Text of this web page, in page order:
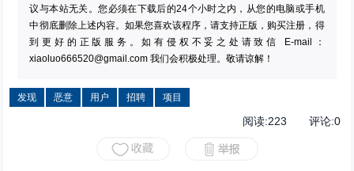
议与本站无关。您必须在下载后的24个小时之内，从您的电脑或手机
中彻底删除上述内容。如果您喜欢该程序，请支持正版，购买注册，得
到更好的正版服务。如有侵权不妥之处请致信 E-mail：
xiaoluo666520@gmail.com 我们会积极处理。敬请谅解！
发现 恶意 用户 招聘 项目
阅读:223 评论:0